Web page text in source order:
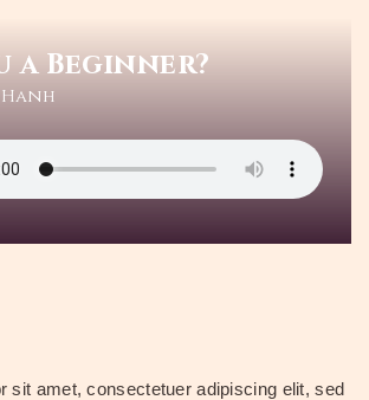
a Beginner?
sit amet, consectetuer adipiscing elit, sed
MONIQUE MAZZA
RESOURCES